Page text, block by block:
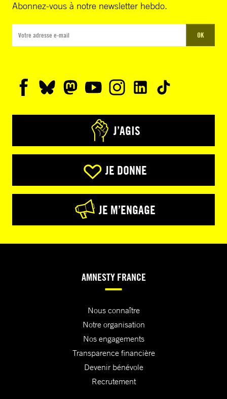
Abonnez-vous à notre newsletter hebdo.
OK
J’AGIS
JE DONNE
JE M’ENGAGE
AMNESTY FRANCE
Nous connaître
Notre organisation
Nos engagements
Transparence financière
Devenir bénévole
Recrutement